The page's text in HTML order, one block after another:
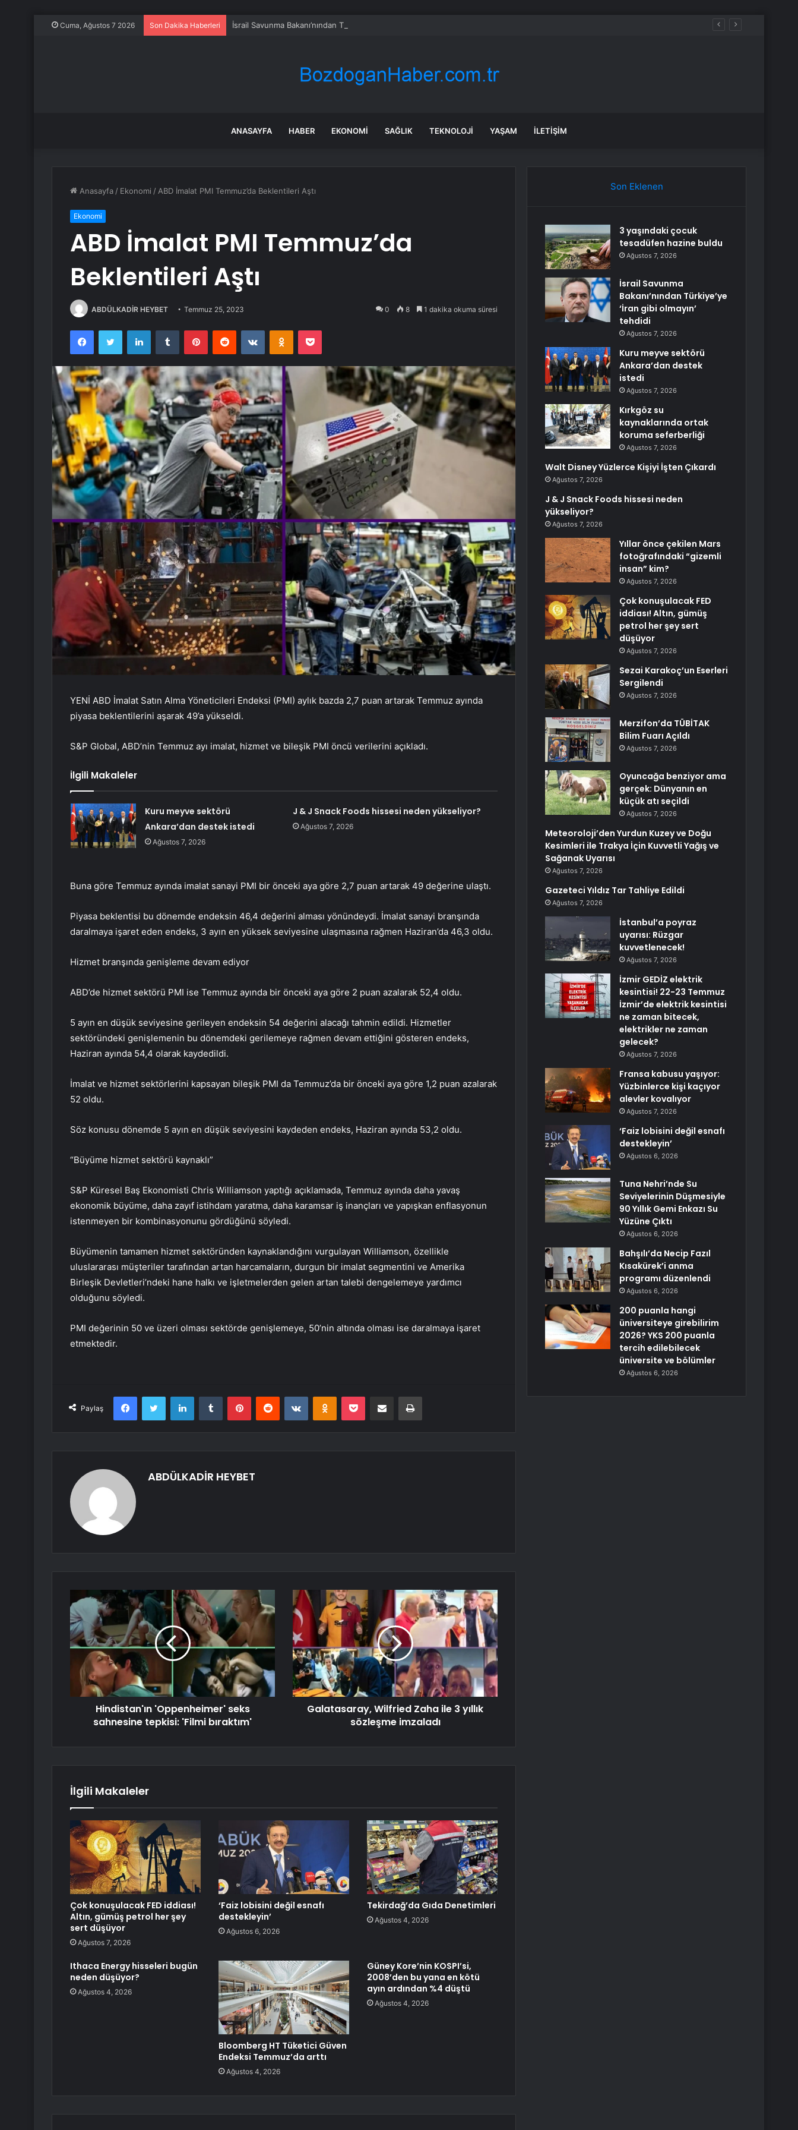
Cuma, Ağustos 7 2026 Son Dakika Haberleri İsrail Savunma Bakanı’nından Türkiye’ye ‘İran gibi olmayın’ tehdidi
ANASAYFA HABER EKONOMI SAĞLIK TEKNOLOJI YAŞAM İLETIŞIM
Anasayfa / Ekonomi / ABD İmalat PMI Temmuz’da Beklentileri Aştı
Ekonomi
ABD İmalat PMI Temmuz’da
Beklentileri Aştı
ABDÜLKADİR HEYBET Temmuz 25, 2023 0 8 1 dakika okuma süresi
FacebookTwitter LinkedInTumblr PinterestReddit VKontakteOdnoklassniki
Pocket
YENİ ABD İmalat Satın Alma Yöneticileri Endeksi (PMI) aylık bazda 2,7 puan artarak Temmuz ayında
piyasa beklentilerini aşarak 49’a yükseldi.
S&P Global, ABD’nin Temmuz ayı imalat, hizmet ve bileşik PMI öncü verilerini açıkladı.
İlgili Makaleler
Kuru meyve sektörü
Ankara’dan destek istedi
Ağustos 7, 2026
J & J Snack Foods hissesi neden yükseliyor?
Ağustos 7, 2026
Buna göre Temmuz ayında imalat sanayi PMI bir önceki aya göre 2,7 puan artarak 49 değerine ulaştı.
Piyasa beklentisi bu dönemde endeksin 46,4 değerini alması yönündeydi. İmalat sanayi branşında
daralmaya işaret eden endeks, 3 ayın en yüksek seviyesine ulaşmasına rağmen Haziran’da 46,3 oldu.
Hizmet branşında genişleme devam ediyor
ABD’de hizmet sektörü PMI ise Temmuz ayında bir önceki aya göre 2 puan azalarak 52,4 oldu.
5 ayın en düşük seviyesine gerileyen endeksin 54 değerini alacağı tahmin edildi. Hizmetler
sektöründeki genişlemenin bu dönemdeki gerilemeye rağmen devam ettiğini gösteren endeks,
Haziran ayında 54,4 olarak kaydedildi.
İmalat ve hizmet sektörlerini kapsayan bileşik PMI da Temmuz’da bir önceki aya göre 1,2 puan azalarak
52 oldu.
Söz konusu dönemde 5 ayın en düşük seviyesini kaydeden endeks, Haziran ayında 53,2 oldu.
“Büyüme hizmet sektörü kaynaklı”
S&P Küresel Baş Ekonomisti Chris Williamson yaptığı açıklamada, Temmuz ayında daha yavaş
ekonomik büyüme, daha zayıf istihdam yaratma, daha karamsar iş inançları ve yapışkan enflasyonun
istenmeyen bir kombinasyonunu gördüğünü söyledi.
Büyümenin tamamen hizmet sektöründen kaynaklandığını vurgulayan Williamson, özellikle
uluslararası müşteriler tarafından artan harcamaların, durgun bir imalat segmentini ve Amerika
Birleşik Devletleri’ndeki hane halkı ve işletmelerden gelen artan talebi dengelemeye yardımcı
olduğunu söyledi.
PMI değerinin 50 ve üzeri olması sektörde genişlemeye, 50’nin altında olması ise daralmaya işaret
etmektedir.
Paylaş
FacebookTwitter LinkedInTumblr PinterestReddit VKontakteOdnoklassniki
Pocket E-Posta ile paylaş Yazdır
ABDÜLKADİR HEYBET
Hindistan'ın 'Oppenheimer' seks
sahnesine tepkisi: 'Filmi bıraktım'
Galatasaray, Wilfried Zaha ile 3 yıllık
sözleşme imzaladı
İlgili Makaleler
Çok konuşulacak FED iddiası!
Altın, gümüş petrol her şey
sert düşüyor
Ağustos 7, 2026
‘Faiz lobisini değil esnafı
destekleyin’
Ağustos 6, 2026
Tekirdağ’da Gıda Denetimleri
Ağustos 4, 2026
Ithaca Energy hisseleri bugün
neden düşüyor?
Ağustos 4, 2026
Bloomberg HT Tüketici Güven
Endeksi Temmuz’da arttı
Ağustos 4, 2026
Güney Kore’nin KOSPI’si,
2008’den bu yana en kötü
ayın ardından %4 düştü
Ağustos 4, 2026
Son Eklenen
3 yaşındaki çocuk
tesadüfen hazine buldu
Ağustos 7, 2026
İsrail Savunma
Bakanı’nından Türkiye’ye
‘İran gibi olmayın’
tehdidi
Ağustos 7, 2026
Kuru meyve sektörü
Ankara’dan destek
istedi
Ağustos 7, 2026
Kırkgöz su
kaynaklarında ortak
koruma seferberliği
Ağustos 7, 2026
Walt Disney Yüzlerce Kişiyi İşten Çıkardı
Ağustos 7, 2026
J & J Snack Foods hissesi neden
yükseliyor?
Ağustos 7, 2026
Yıllar önce çekilen Mars
fotoğrafındaki “gizemli
insan” kim?
Ağustos 7, 2026
Çok konuşulacak FED
iddiası! Altın, gümüş
petrol her şey sert
düşüyor
Ağustos 7, 2026
Sezai Karakoç’un Eserleri
Sergilendi
Ağustos 7, 2026
Merzifon’da TÜBİTAK
Bilim Fuarı Açıldı
Ağustos 7, 2026
Oyuncağa benziyor ama
gerçek: Dünyanın en
küçük atı seçildi
Ağustos 7, 2026
Meteoroloji’den Yurdun Kuzey ve Doğu
Kesimleri ile Trakya İçin Kuvvetli Yağış ve
Sağanak Uyarısı
Ağustos 7, 2026
Gazeteci Yıldız Tar Tahliye Edildi
Ağustos 7, 2026
İstanbul’a poyraz
uyarısı: Rüzgar
kuvvetlenecek!
Ağustos 7, 2026
İzmir GEDİZ elektrik
kesintisi! 22-23 Temmuz
İzmir’de elektrik kesintisi
ne zaman bitecek,
elektrikler ne zaman
gelecek?
Ağustos 7, 2026
Fransa kabusu yaşıyor:
Yüzbinlerce kişi kaçıyor
alevler kovalıyor
Ağustos 7, 2026
‘Faiz lobisini değil esnafı
destekleyin’
Ağustos 6, 2026
Tuna Nehri’nde Su
Seviyelerinin Düşmesiyle
90 Yıllık Gemi Enkazı Su
Yüzüne Çıktı
Ağustos 6, 2026
Bahşılı’da Necip Fazıl
Kısakürek’i anma
programı düzenlendi
Ağustos 6, 2026
200 puanla hangi
üniversiteye girebilirim
2026? YKS 200 puanla
tercih edilebilecek
üniversite ve bölümler
Ağustos 6, 2026